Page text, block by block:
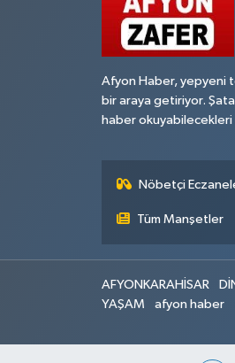
Afyon Haber, yepyeni
bir araya getiriyor.
haber okuyabilecekleri
Nöbetçi
Tüm Manşetler
AFYONKARAHİSAR
YAŞAM
afyon haber